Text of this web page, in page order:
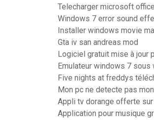
Telecharger microsoft
Windows 7 error sound
Installer windows movie
Gta iv san andreas mod
Logiciel gratuit mise à jour
Emulateur windows 7 sous
Five nights at freddys
Mon pc ne detecte pas
Appli tv dorange offerte
Application pour musique